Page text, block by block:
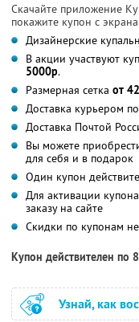
Скачайте приложение
покажите купон с
Дизайнерские
В акции участвуют
5000р.
Размерная сетка от
Доставка курьером
Доставка Почтой
Вы можете
для себя и в подарок
Один купон
Для активации
заказу на сайте
Скидки по купонам
Купон действителен по
Узнай, как